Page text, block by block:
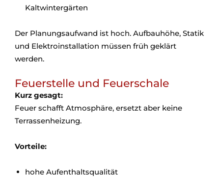
Kaltwintergärten
Der Planungsaufwand ist hoch. Aufbauhöhe, Statik
und Elektroinstallation müssen früh geklärt
werden.
Feuerstelle und Feuerschale
Kurz gesagt:
Feuer schafft Atmosphäre, ersetzt aber keine
Terrassenheizung.
Vorteile:
hohe Aufenthaltsqualität